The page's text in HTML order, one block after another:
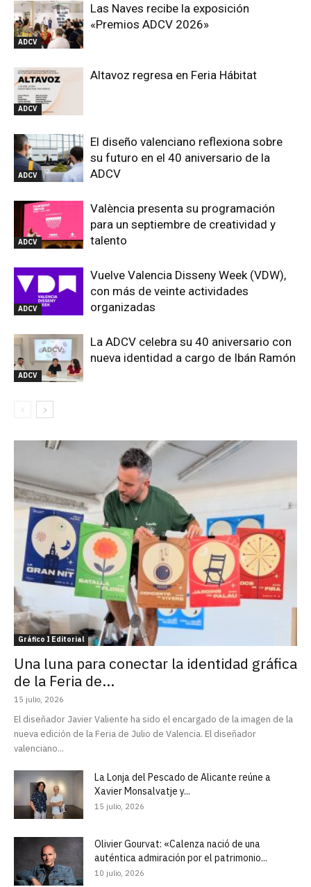
ADCV
Las Naves recibe la exposición
«Premios ADCV 2026»
ADCV
Altavoz regresa en Feria Hábitat
ADCV
El diseño valenciano reflexiona sobre
su futuro en el 40 aniversario de la
ADCV
ADCV
València presenta su programación
para un septiembre de creatividad y
talento
ADCV
Vuelve Valencia Disseny Week (VDW),
con más de veinte actividades
organizadas
ADCV
La ADCV celebra su 40 aniversario con
nueva identidad a cargo de Ibán Ramón
Gráfico I Editorial
Una luna para conectar la identidad gráfica
de la Feria de...
15 julio, 2026
El diseñador Javier Valiente ha sido el encargado de la imagen de la
nueva edición de la Feria de Julio de Valencia. El diseñador
valenciano...
La Lonja del Pescado de Alicante reúne a
Xavier Monsalvatje y...
15 julio, 2026
Olivier Gourvat: «Calenza nació de una
auténtica admiración por el patrimonio...
10 julio, 2026